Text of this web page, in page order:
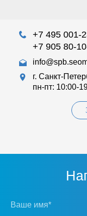
+7 495 001-
+7 905 80-
г. Санкт-
пн-пт: 10:00-
Ваше имя*